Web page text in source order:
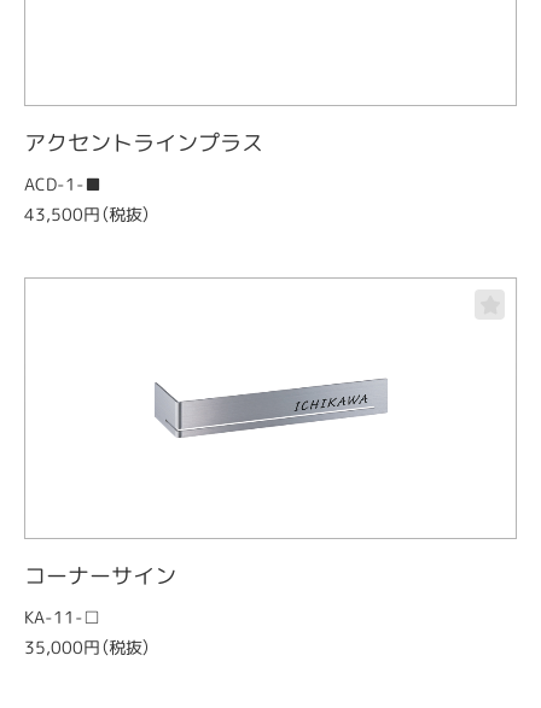
アクセントラインプラス
ACD-1-■
43,500円（税抜）
コーナーサイン
KA-11-□
35,000円（税抜）